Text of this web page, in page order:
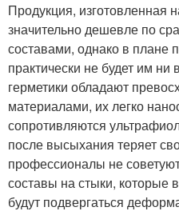
Продукция, изготовленная
значительно дешевле по
составами, однако в плане
практически не будет им
герметики обладают
материалами, их легко
сопротивляются
после высыхания теряет
профессионалы не
составы на стыки, которые
будут подвергаться